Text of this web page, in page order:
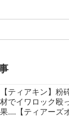
【ティアキン】粉
材でイワロック殴
果....【ティアーズ